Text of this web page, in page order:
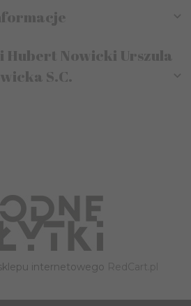
Hubert Nowicki Urszula
S.C.
internetowego RedCart.pl